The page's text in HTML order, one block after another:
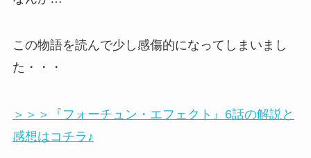
この物語を読んで少し感傷的になってしまいまし
た・・・
＞＞＞『フォーチュン・エフェクト』6話の解説と
感想はコチラ♪